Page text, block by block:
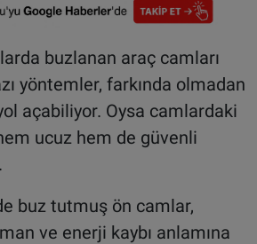
buzlanan araç camları
yöntemler, farkında olmadan
açabiliyor. Oysa camlardaki
ucuz hem de güvenli
buz tutmuş ön camlar,
ve enerji kaybı anlamına